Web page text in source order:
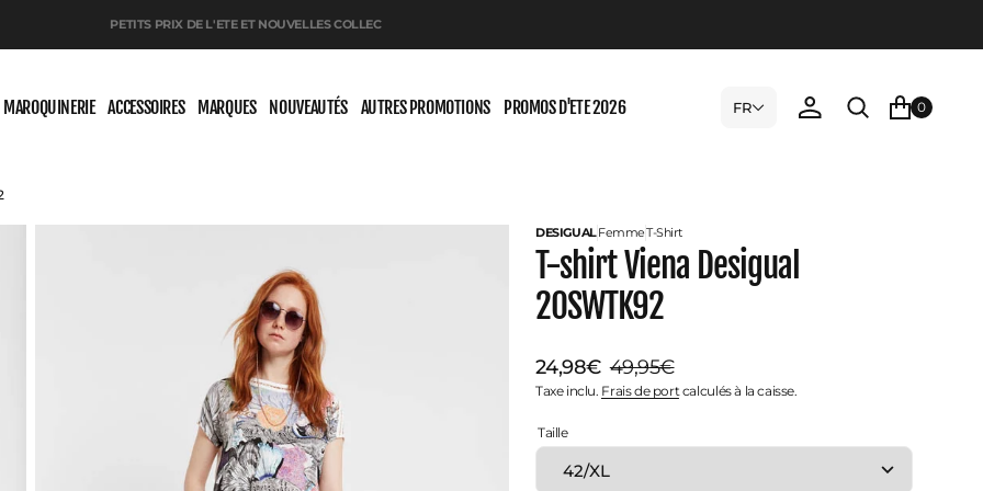
PETITS PRIX DE L'ETE ET NOUVELLES COLLEC
MAROQUINERIE ACCESSOIRES MARQUES NOUVEAUTÉS AUTRES PROMOTIONS PROMOS D'ETE 2026 FR 0
DESIGUALFemmeT-Shirt
T-shirt Viena Desigual
20SWTK92
Prix
de
vente
24,98€
Prix
habituel
49,95€
Taxe inclu. Frais de portcalculés à la caisse.
Taille